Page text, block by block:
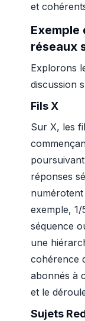
et
Exemple
réseaux
Explorons
discussion
Fils X
Sur X, les
réponses
exemple,
séquence
une
cohérence
abonnés à
et le
Sujets